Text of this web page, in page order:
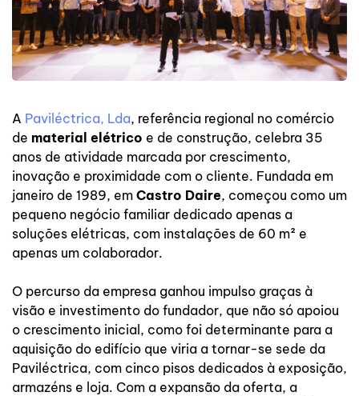
A Paviléctrica, Lda, referência regional no comércio
de material elétrico e de construção, celebra 35
anos de atividade marcada por crescimento,
inovação e proximidade com o cliente. Fundada em
janeiro de 1989, em Castro Daire, começou como um
pequeno negócio familiar dedicado apenas a
soluções elétricas, com instalações de 60 m² e
apenas um colaborador.
O percurso da empresa ganhou impulso graças à
visão e investimento do fundador, que não só apoiou
o crescimento inicial, como foi determinante para a
aquisição do edifício que viria a tornar-se sede da
Paviléctrica, com cinco pisos dedicados à exposição,
armazéns e loja. Com a expansão da oferta, a